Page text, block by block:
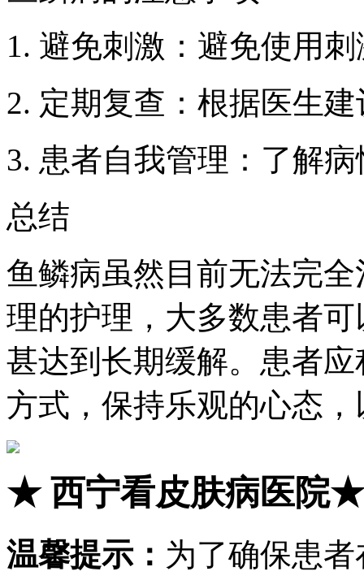
1. 避免刺激：避免使用
2. 定期复查：根据医生
3. 患者自我管理：了解
总结
鱼鳞病虽然目前无法完
理的护理，大多数患者
甚达到长期缓解。患者
方式，保持乐观的心态
★西宁看皮肤病医院★
温馨提示： 为了确保患